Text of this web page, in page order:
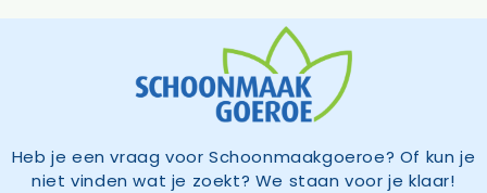
Heb je een vraag voor Schoonmaakgoeroe? Of kun je
niet vinden wat je zoekt? We staan voor je klaar!